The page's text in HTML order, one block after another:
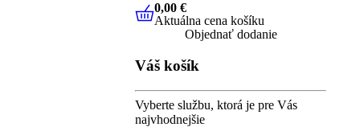
0,00 €Aktuálna cena košíku
0,00 €
Aktuálna cena košíku
Objednať dodanie
Váš košík
Vyberte službu, ktorá je pre Vás
najvhodnejšie